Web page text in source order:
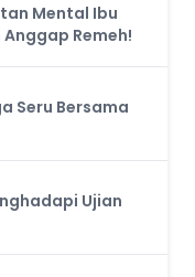
Mental Ibu
Remeh!
Seru Bersama
Ujian